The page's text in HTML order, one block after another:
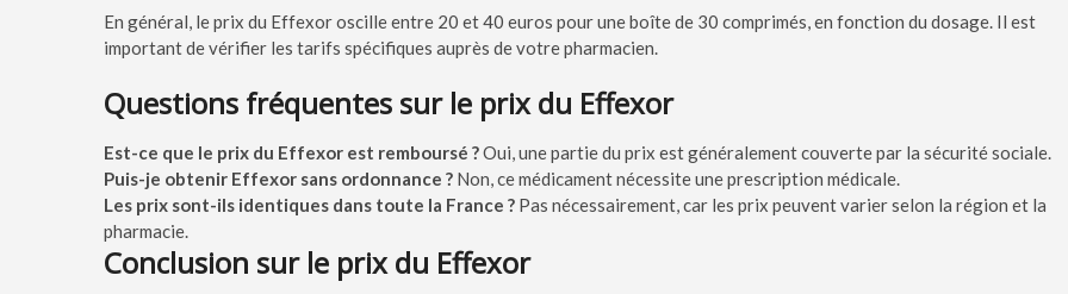
En général, le prix du Effexor oscille entre 20 et 40 euros pour une boîte de 30 comprimés, en fonction du dosage. Il est
important de vérifier les tarifs spécifiques auprès de votre pharmacien.
Questions fréquentes sur le prix du Effexor
Est-ce que le prix du Effexor est remboursé ?Oui, une partie du prix est généralement couverte par la sécurité sociale.
Puis-je obtenir Effexor sans ordonnance ? Non, ce médicament nécessite une prescription médicale.
Les prix sont-ils identiques dans toute la France ? Pas nécessairement, car les prix peuvent varier selon la région et la
pharmacie.
Conclusion sur le prix du Effexor